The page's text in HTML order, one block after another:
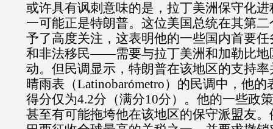
或许具有讽刺意味的是，拉丁美洲保守化
一可能正是特朗普。这位美国总统在其第
予了高度关注，这表明他的一些国内首要
和非法移民——需要与拉丁美洲和加勒比地
动。但民调显示，特朗普在该地区的支持
晴雨表（Latinobarómetro）的民调中，他的
得分仅为4.2分（满分10分）。他的一些政
甚至有可能拖垮他在该地区的保守派盟友